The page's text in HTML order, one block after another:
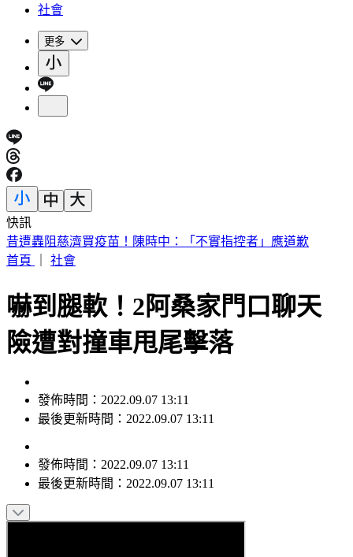
社會
更多
快訊
14:30白海豚颱風海警！父親節針對「這縣市」發陸警
首頁
社會
嚇到腿軟！2阿桑家門口聊天
險遭對撞車甩尾擊落
發佈時間：2022.09.07 13:11
最後更新時間：2022.09.07 13:11
發佈時間： 2022.09.07 13:11
最後更新時間： 2022.09.07 13:11